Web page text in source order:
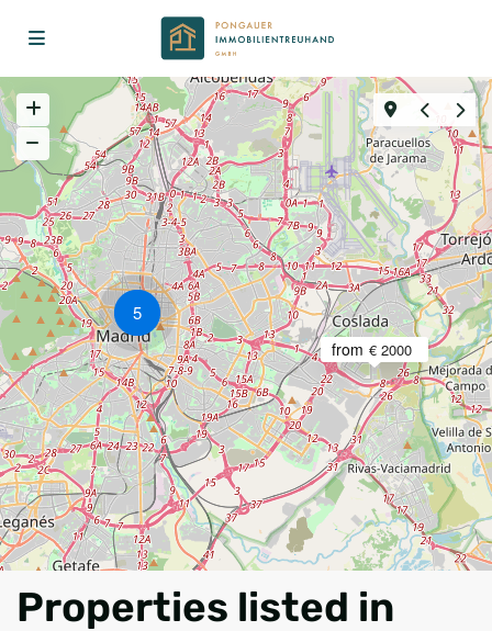
5
from € 2000
Properties listed in